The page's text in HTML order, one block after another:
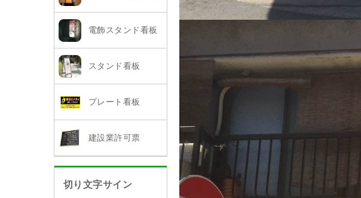
電飾スタンド看板
スタンド看板
プレート看板
建設業許可票
切り文字サイン